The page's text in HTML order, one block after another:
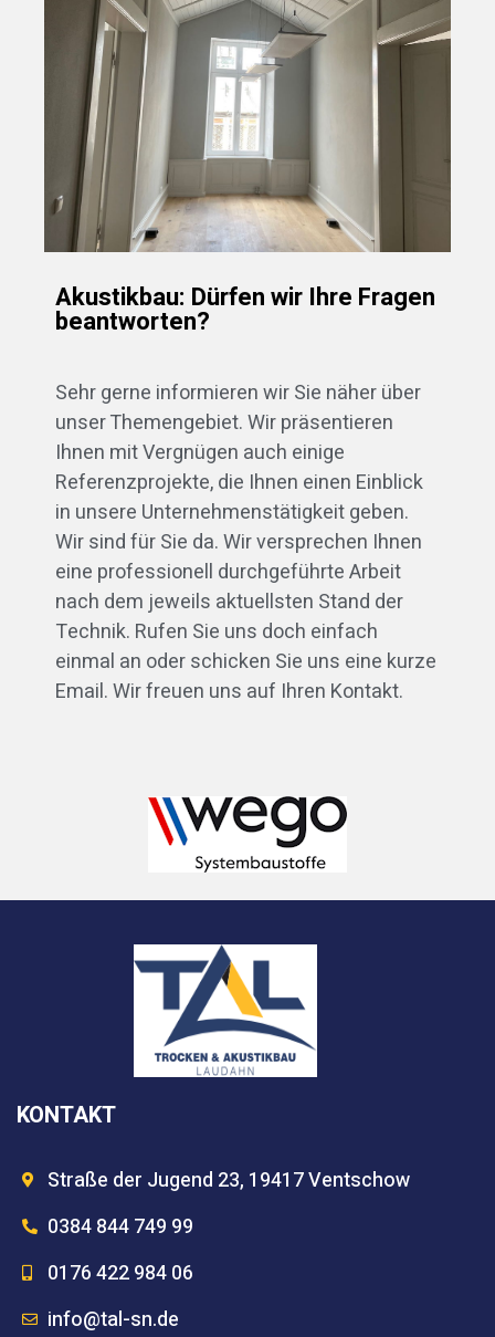
Akustikbau: Dürfen wir Ihre Fragen
beantworten?
Sehr gerne informieren wir Sie näher über
unser Themengebiet. Wir präsentieren
Ihnen mit Vergnügen auch einige
Referenzprojekte, die Ihnen einen Einblick
in unsere Unternehmenstätigkeit geben.
Wir sind für Sie da. Wir versprechen Ihnen
eine professionell durchgeführte Arbeit
nach dem jeweils aktuellsten Stand der
Technik. Rufen Sie uns doch einfach
einmal an oder schicken Sie uns eine kurze
Email. Wir freuen uns auf Ihren Kontakt.
KONTAKT
Straße der Jugend 23, 19417 Ventschow
0384 844 749 99
0176 422 984 06
info@tal-sn.de